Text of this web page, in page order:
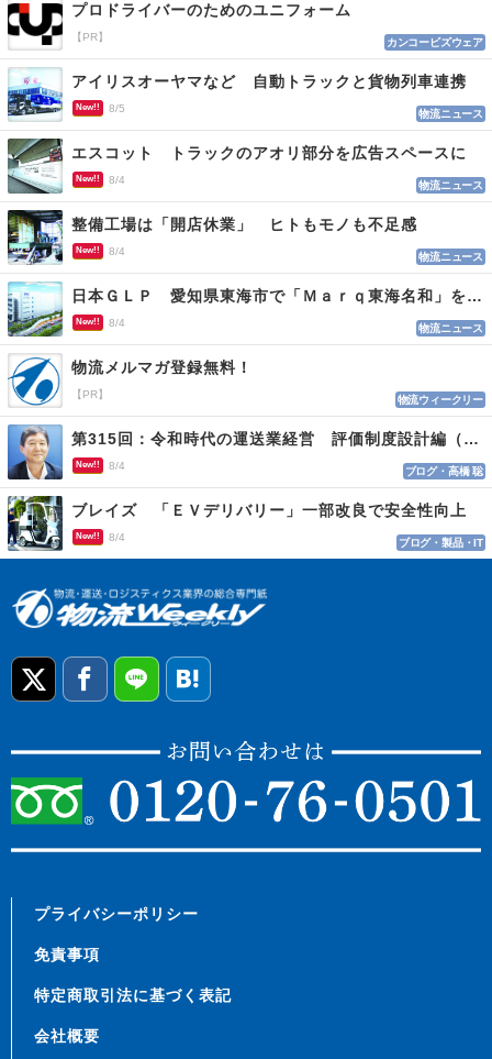
プロドライバーのためのユニフォーム
【PR】 カンコービズウェア
アイリスオーヤマなど 自動トラックと貨物列車連携
New!! 8/5 物流ニュース
エスコット トラックのアオリ部分を広告スペースに
New!! 8/4 物流ニュース
整備工場は「開店休業」 ヒトもモノも不足感
New!! 8/4 物流ニュース
日本ＧＬＰ 愛知県東海市で「Ｍａｒｑ東海名和」を開発
New!! 8/4 物流ニュース
物流メルマガ登録無料！
【PR】 物流ウィークリー
第315回：令和時代の運送業経営 評価制度設計編（１１５）
New!! 8/4 ブログ・高橋 聡
ブレイズ 「ＥＶデリバリー」一部改良で安全性向上
New!! 8/4 ブログ・製品・IT
プライバシーポリシー
免責事項
特定商取引法に基づく表記
会社概要